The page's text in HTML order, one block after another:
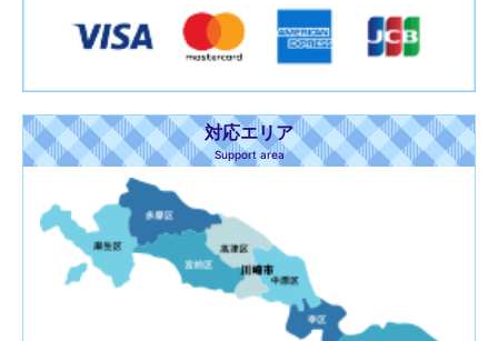
対応エリア
Support area